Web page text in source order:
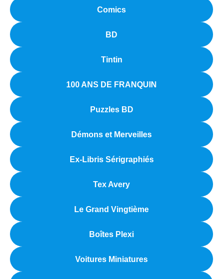
Comics
BD
Tintin
100 ANS DE FRANQUIN
Puzzles BD
Démons et Merveilles
Ex-Libris Sérigraphiés
Tex Avery
Le Grand Vingtième
Boîtes Plexi
Voitures Miniatures